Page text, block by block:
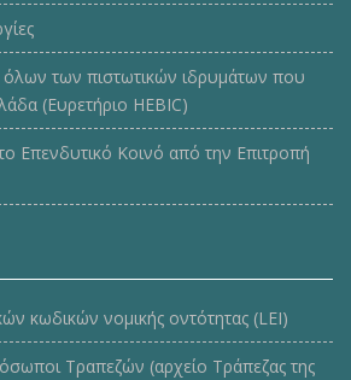
όλων των πιστωτικών ιδρυμάτων που
(Ευρετήριο HEBIC)
Επενδυτικό Κοινό από την Επιτροπή
κωδικών νομικής οντότητας (LEI)
Τραπεζών (αρχείο Τράπεζας της